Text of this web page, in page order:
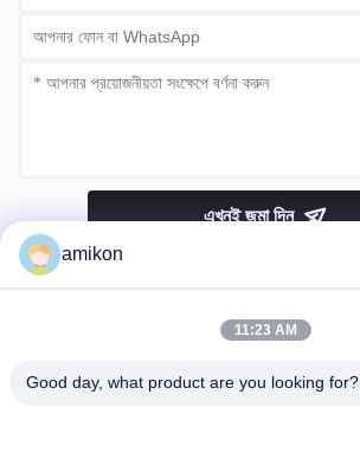
এখনই জমা দিন
amikon
11:23 AM
Good day, what product are you looking for?